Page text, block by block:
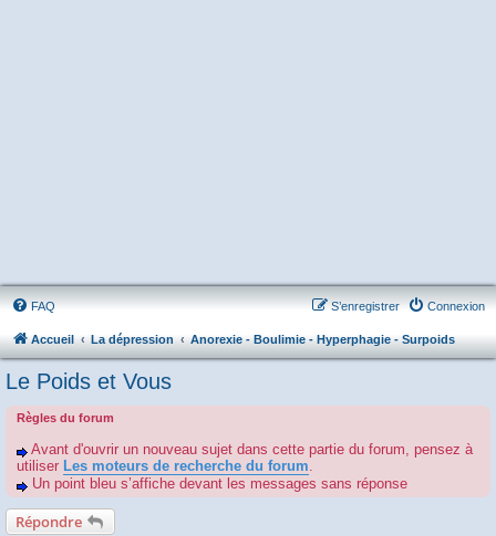
FAQ Connexion
S’enregistrer
Accueil La dépression Anorexie - Boulimie - Hyperphagie - Surpoids
Le Poids et Vous
Règles du forum
Avant d'ouvrir un nouveau sujet dans cette partie du forum, pensez à
utiliser Les moteurs de recherche du forum.
Un point bleu s’affiche devant les messages sans réponse
Répondre